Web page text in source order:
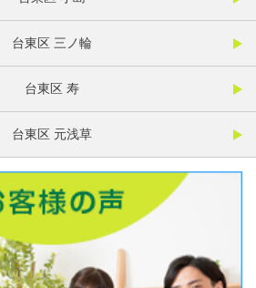
台東区 三ノ輪
台東区 寿
台東区 元浅草